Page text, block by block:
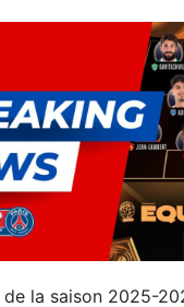
de la saison 2025-